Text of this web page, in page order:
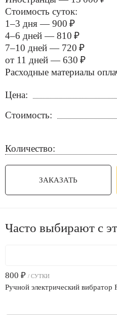
Стоимость суток:
1–3 дня — 900 ₽
4–6 дней — 810 ₽
7–10 дней — 720 ₽
от 11 дней — 630 ₽
Расходные материалы
Цена:
Стоимость:
Количество:
ЗАКАЗАТЬ
Часто выбирают с
800 ₽ / СУТКИ
Ручной электрический